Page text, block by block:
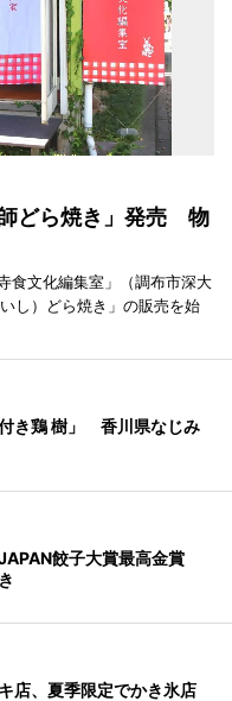
どら焼き」発売 物
食文化編集室」（調布市深大
し）どら焼き」の販売を始
き鶏 樹」 香川県なじみ
餃子大賞最高金賞
店、夏季限定でかき氷店